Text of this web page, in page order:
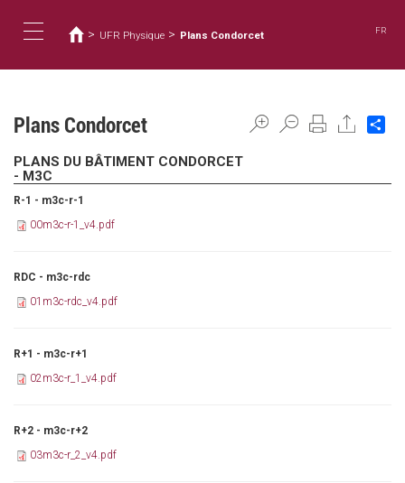
容
navigation
在
這
裡
> UFR Physique > Plans Condorcet FR
Plans Condorcet
PLANS DU BÂTIMENT CONDORCET
- M3C
R-1 - m3c-r-1
00m3c-r-1_v4.pdf
RDC - m3c-rdc
01m3c-rdc_v4.pdf
R+1 - m3c-r+1
02m3c-r_1_v4.pdf
R+2 - m3c-r+2
03m3c-r_2_v4.pdf